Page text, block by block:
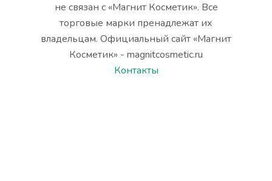
не связан с «Магнит Косметик». Все
торговые марки пренадлежат их
владельцам. Официальный сайт «Магнит
Косметик» - magnitcosmetic.ru
Контакты